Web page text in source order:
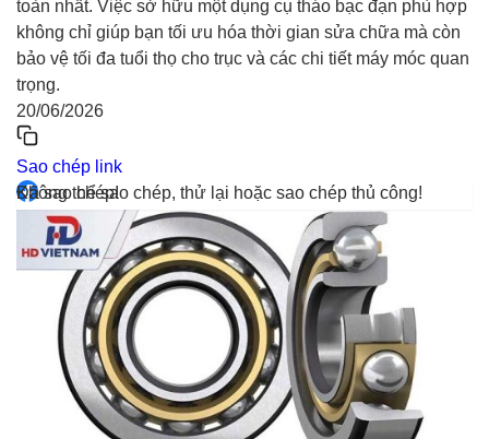
toàn nhất. Việc sở hữu một dụng cụ tháo bạc đạn phù hợp
không chỉ giúp bạn tối ưu hóa thời gian sửa chữa mà còn
bảo vệ tối đa tuổi thọ cho trục và các chi tiết máy móc quan
trọng.
20/06/2026
Sao chép link
Đã sao chép!
Không thể sao chép, thử lại hoặc sao chép thủ công!